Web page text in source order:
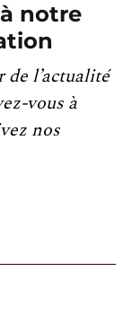
notre
l’actualité
vous à
nos